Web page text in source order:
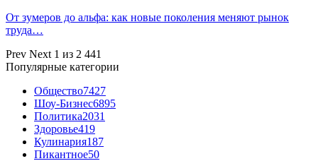
От зумеров до альфа: как новые поколения меняют рынок
труда…
Prev Next 1 из 2 441
Популярные категории
Общество7427
Шоу-Бизнес6895
Политика2031
Здоровье419
Кулинария187
Пикантное50